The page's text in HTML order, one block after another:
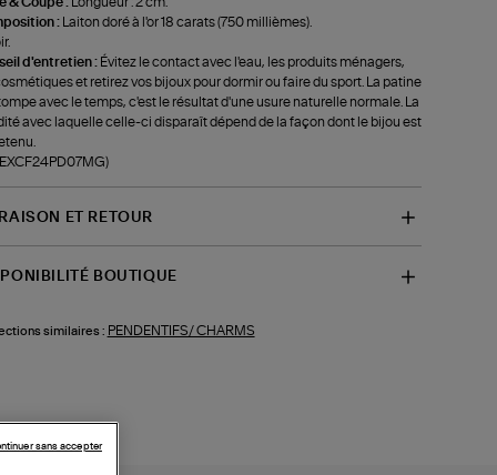
:
Laiton doré à l'or 18 carats (750 millièmes).
d'entretien : Évitez le contact avec l'eau, les produits ménagers,
et retirez vos bijoux pour dormir ou faire du sport. La patine
avec le temps, c'est le résultat d'une usure naturelle normale. La
avec laquelle celle-ci disparaît dépend de la façon dont le bijou est
ET RETOUR
BOUTIQUE
similaires : PENDENTIFS/ CHARMS
sans accepter